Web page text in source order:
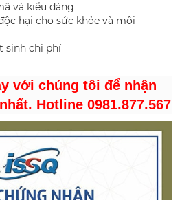
và kiểu dáng
hại cho sức khỏe và môi
sinh chi phí
với chúng tôi để nhận
Hotline 0981.877.567